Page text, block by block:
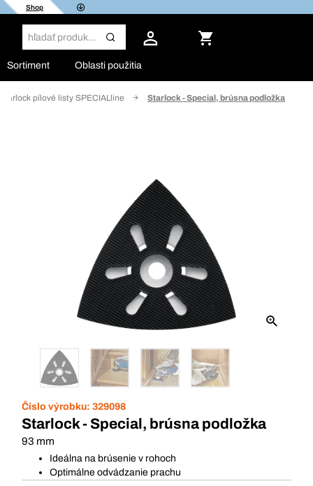
Shop
Sortiment Oblasti použitia
Starlock pílové listy SPECIALline Starlock - Special, brúsna podložka
Číslo výrobku: 329098
Starlock - Special, brúsna podložka
93 mm
Ideálna na brúsenie v rohoch
Optimálne odvádzanie prachu